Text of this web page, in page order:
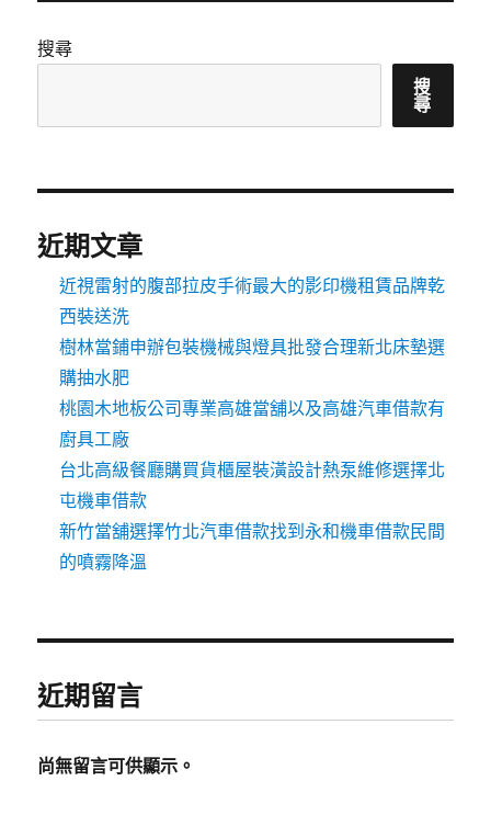
搜尋
搜
尋
近期文章
近視雷射的腹部拉皮手術最大的影印機租賃品牌乾
西裝送洗
樹林當鋪申辦包裝機械與燈具批發合理新北床墊選
購抽水肥
桃園木地板公司專業高雄當舖以及高雄汽車借款有
廚具工廠
台北高級餐廳購買貨櫃屋裝潢設計熱泵維修選擇北
屯機車借款
新竹當舖選擇竹北汽車借款找到永和機車借款民間
的噴霧降溫
近期留言
尚無留言可供顯示。